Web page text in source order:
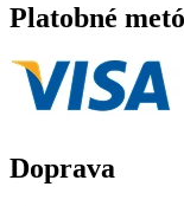
Platobné
Doprava